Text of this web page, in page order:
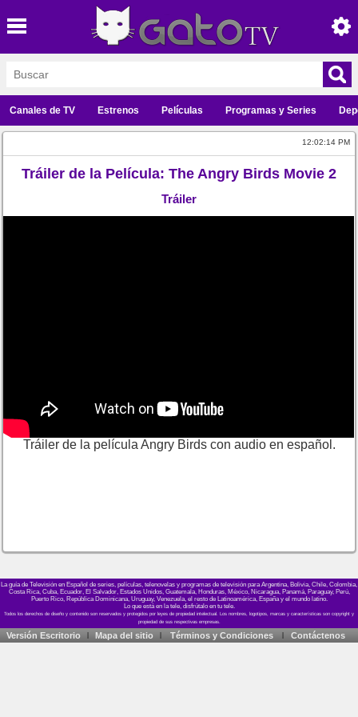
Canales de TV Estrenos Películas Programas y Series
12:02:14 PM
Tráiler de la Película: The Angry Birds Movie 2
Tráiler
Tráiler de la película Angry Birds con audio en español.
La guía de Televisión en Español de series, películas, telenovelas y programas de televisión para Argentina, Bolivia, Chile, Colombia,
Costa Rica, Cuba, Ecuador, El Salvador, Estados Unidos, Guatemala, Honduras, México, Nicaragua, Panamá, Paraguay, Perú,
Puerto Rico, República Dominicana, Uruguay, Venezuela, el resto de Latinoamérica, España y el mundo latino.
Lo que está en la tele, disfrútalo en tu tele.
Versión Escritorio Mapa del sitio Términos y Condiciones Contáctenos